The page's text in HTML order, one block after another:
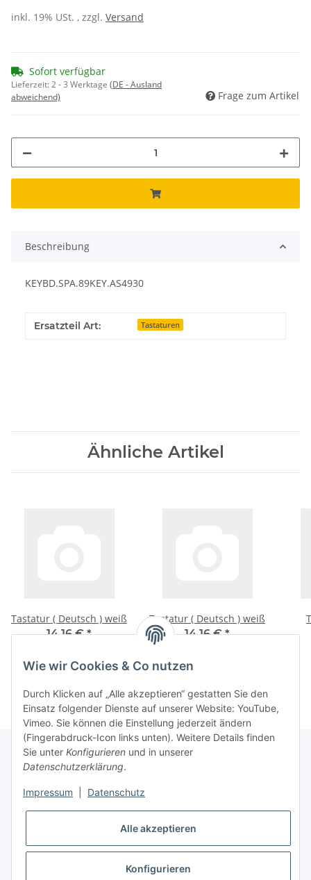
inkl. 19% USt. , zzgl. Versand
Sofort verfügbar
Lieferzeit:2 - 3 Werktage (DE - Ausland
abweichend)
Frage zum Artikel
Beschreibung
KEYBD.SPA.89KEY.AS4930
Ersatzteil Art: Tastaturen
Ähnliche Artikel
Tastatur ( Deutsch ) weiß
14,16 €*
Tastatur ( Deutsch ) weiß
14,16 €*
* Alle Preise inkl. gesetzlicher USt., zzgl.
Wie wir Cookies & Co nutzen
Durch Klicken auf „Alle akzeptieren“ gestatten Sie den
Einsatz folgender Dienste auf unserer Website: YouTube,
Vimeo. Sie können die Einstellung jederzeit ändern
(Fingerabdruck-Icon links unten). Weitere Details finden
Sie unter Konfigurieren und in unserer
Datenschutzerklärung.
Impressum Datenschutz
Alle akzeptieren
Konfigurieren